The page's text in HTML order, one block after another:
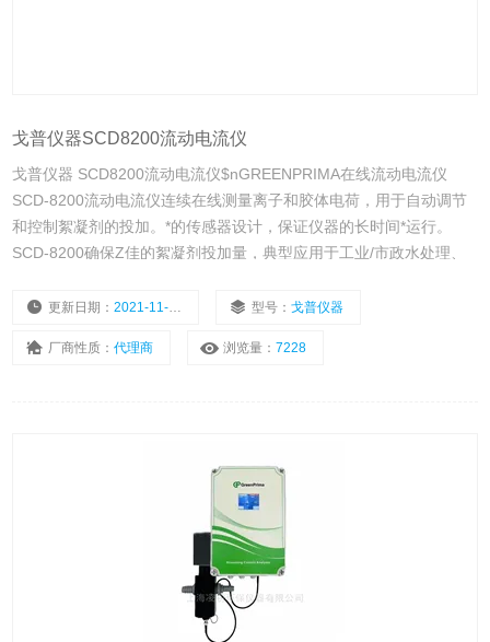
戈普仪器SCD8200流动电流仪
戈普仪器 SCD8200流动电流仪$nGREENPRIMA在线流动电流仪
SCD-8200流动电流仪连续在线测量离子和胶体电荷，用于自动调节
和控制絮凝剂的投加。*的传感器设计，保证仪器的长时间*运行。
SCD-8200确保Z佳的絮凝剂投加量，典型应用于工业/市政水处理、
更新日期：2021-11-08 型号：戈普仪器
厂商性质：代理商 浏览量：7228